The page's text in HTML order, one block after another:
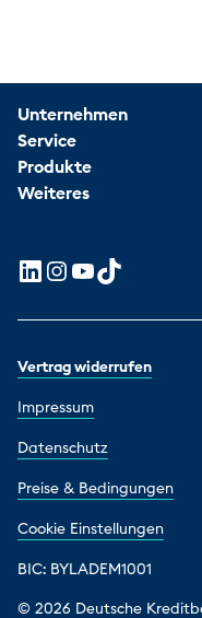
Unternehmen
Service
Produkte
Weiteres
© 2026 Deutsche
Vertrag widerrufen
Impressum
Datenschutz
Preise & Bedingungen
Cookie Einstellungen
BIC: BYLADEM1001